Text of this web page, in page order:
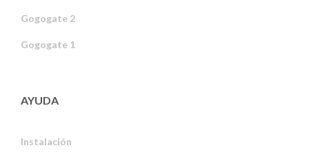
Gogogate 2
Gogogate 1
AYUDA
Instalación